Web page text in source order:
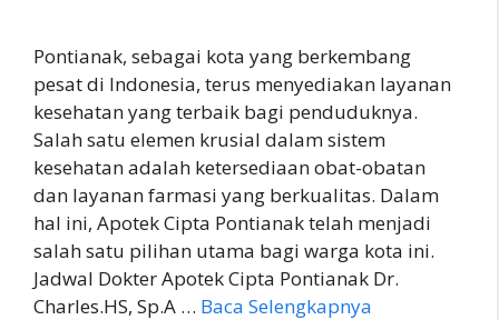
Pontianak, sebagai kota yang berkembang
pesat di Indonesia, terus menyediakan layanan
kesehatan yang terbaik bagi penduduknya.
Salah satu elemen krusial dalam sistem
kesehatan adalah ketersediaan obat-obatan
dan layanan farmasi yang berkualitas. Dalam
hal ini, Apotek Cipta Pontianak telah menjadi
salah satu pilihan utama bagi warga kota ini.
Jadwal Dokter Apotek Cipta Pontianak Dr.
Charles.HS, Sp.A … Baca Selengkapnya